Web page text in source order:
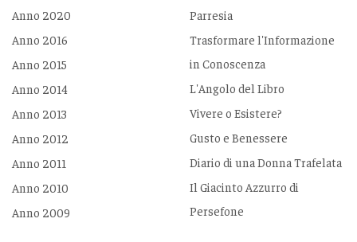
Anno 2020
Anno 2016
Anno 2015
Anno 2014
Anno 2013
Anno 2012
Anno 2011
Anno 2010
Anno 2009
Parresia
Trasformare l'Informazione
in Conoscenza
L'Angolo del Libro
Vivere o Esistere?
Gusto e Benessere
Diario di una Donna Trafelata
Il Giacinto Azzurro di
Persefone